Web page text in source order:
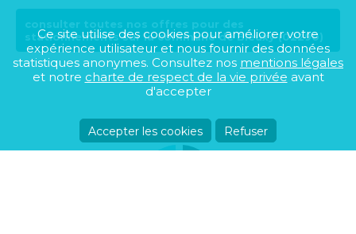
consulter toutes nos offres pour des
stationnements sur la commune de Bieuxy (02290)
Ce site utilise des cookies pour améliorer votre
expérience utilisateur et nous fournir des données
statistiques anonymes. Consultez nos mentions légales
et notre charte de respect de la vie privée avant
d'accepter
Accepter les cookies Refuser